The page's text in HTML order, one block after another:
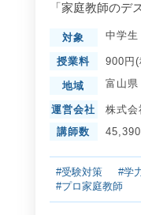
「家庭教師のデ
対象 中学生
授業料 900円(
地域 富山県
運営会社
株式会
講師数
45,390
#受験対策 #学
#プロ家庭教師